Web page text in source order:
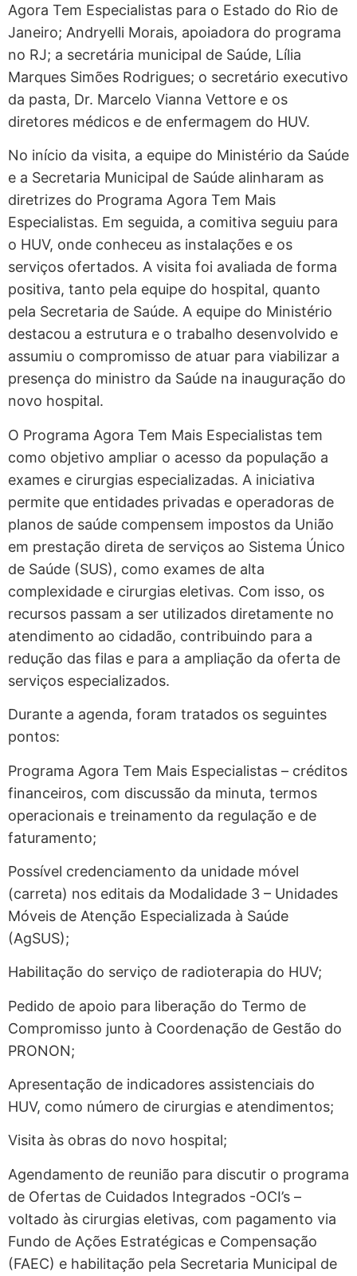
Agora Tem Especialistas para o Estado do Rio de
Janeiro; Andryelli Morais, apoiadora do programa
no RJ; a secretária municipal de Saúde, Lília
Marques Simões Rodrigues; o secretário executivo
da pasta, Dr. Marcelo Vianna Vettore e os
diretores médicos e de enfermagem do HUV.
No início da visita, a equipe do Ministério da Saúde
e a Secretaria Municipal de Saúde alinharam as
diretrizes do Programa Agora Tem Mais
Especialistas. Em seguida, a comitiva seguiu para
o HUV, onde conheceu as instalações e os
serviços ofertados. A visita foi avaliada de forma
positiva, tanto pela equipe do hospital, quanto
pela Secretaria de Saúde. A equipe do Ministério
destacou a estrutura e o trabalho desenvolvido e
assumiu o compromisso de atuar para viabilizar a
presença do ministro da Saúde na inauguração do
novo hospital.
O Programa Agora Tem Mais Especialistas tem
como objetivo ampliar o acesso da população a
exames e cirurgias especializadas. A iniciativa
permite que entidades privadas e operadoras de
planos de saúde compensem impostos da União
em prestação direta de serviços ao Sistema Único
de Saúde (SUS), como exames de alta
complexidade e cirurgias eletivas. Com isso, os
recursos passam a ser utilizados diretamente no
atendimento ao cidadão, contribuindo para a
redução das filas e para a ampliação da oferta de
serviços especializados.
Durante a agenda, foram tratados os seguintes
pontos:
Programa Agora Tem Mais Especialistas – créditos
financeiros, com discussão da minuta, termos
operacionais e treinamento da regulação e de
faturamento;
Possível credenciamento da unidade móvel
(carreta) nos editais da Modalidade 3 – Unidades
Móveis de Atenção Especializada à Saúde
(AgSUS);
Habilitação do serviço de radioterapia do HUV;
Pedido de apoio para liberação do Termo de
Compromisso junto à Coordenação de Gestão do
PRONON;
Apresentação de indicadores assistenciais do
HUV, como número de cirurgias e atendimentos;
Visita às obras do novo hospital;
Agendamento de reunião para discutir o programa
de Ofertas de Cuidados Integrados -OCI’s –
voltado às cirurgias eletivas, com pagamento via
Fundo de Ações Estratégicas e Compensação
(FAEC) e habilitação pela Secretaria Municipal de